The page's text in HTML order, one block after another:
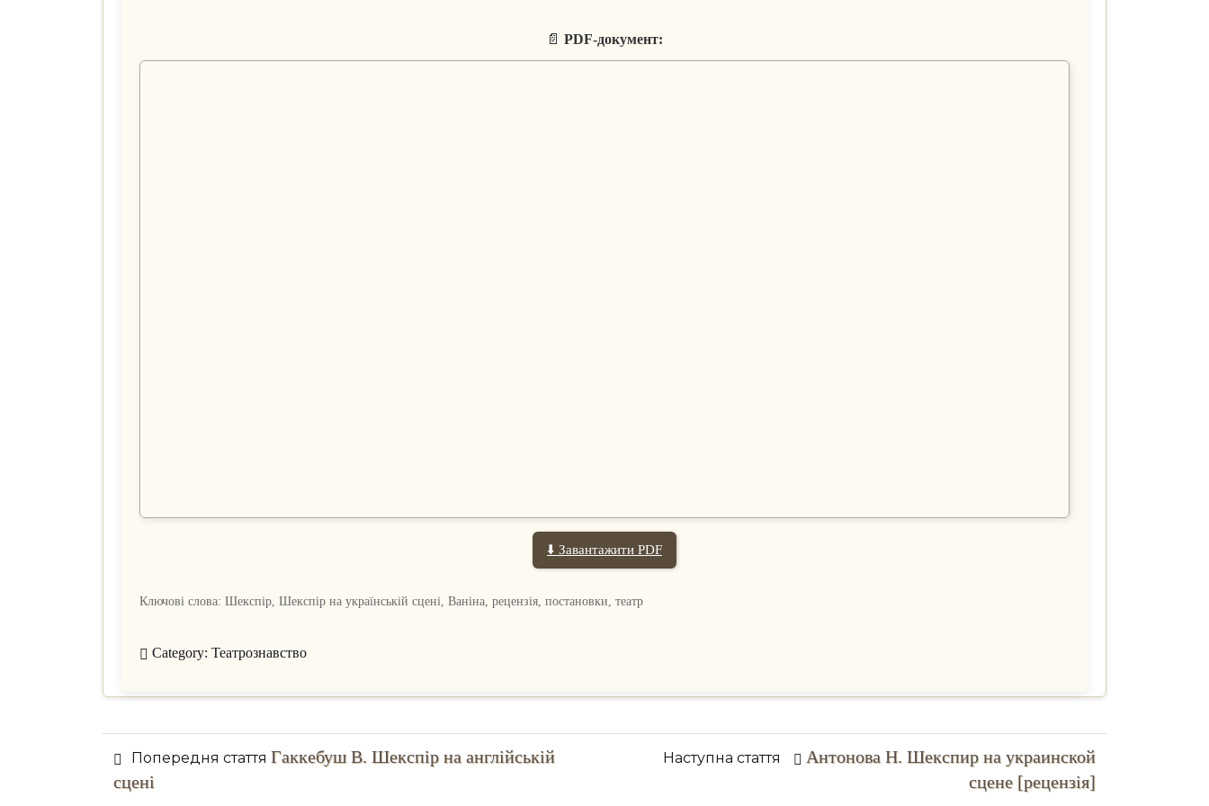
📄 PDF-документ:
⬇️ Завантажити PDF
Ключові слова: Шекспір, Шекспір на українській сцені, Ваніна, рецензія, постановки, театр
Category: Театрознавство
Posts
navigation
Попередня стаття Попередня
Гаккебуш В. Шекспір на англійській
сцені
Наступна стаття
Наступна
Антонова Н. Шекспир на украинской
сцене [рецензія]